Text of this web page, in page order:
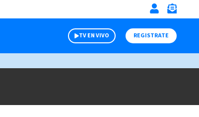
TV EN VIVO REGISTRATE